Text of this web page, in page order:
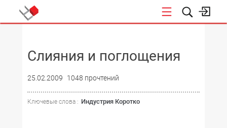
Слияния и поглощения
25.02.2009 1048 прочтений
Ключевые слова : Индустрия Коротко